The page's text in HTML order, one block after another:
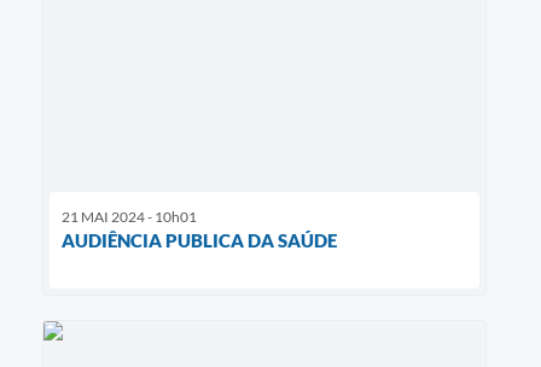
21 MAI 2024 - 10h01
AUDIÊNCIA PUBLICA DA SAÚDE